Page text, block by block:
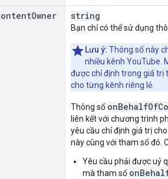
Owner
string
Bạn chỉ có thể sử dụng
Lưu ý: Thông số này
nhiều kênh YouTube.
được chỉ định trong giá trị
cho từng kênh riêng lẻ.
Thông số onBehalfOf
liên kết với chương trình
yêu cầu chỉ định giá trị
này cùng với tham số đó.
Yêu cầu phải được uỷ
mà tham số